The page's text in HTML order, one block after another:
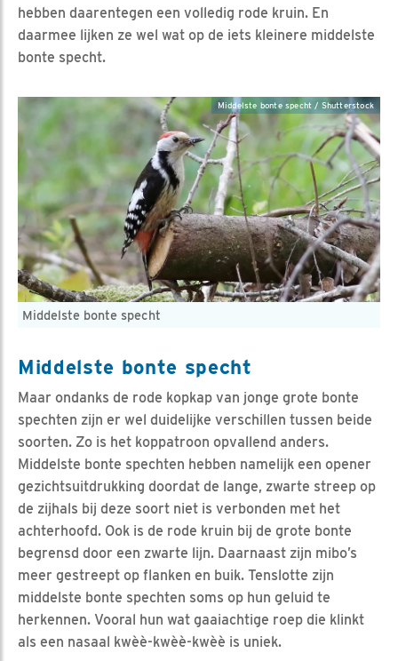
hebben daarentegen een volledig rode kruin. En
daarmee lijken ze wel wat op de iets kleinere middelste
bonte specht.
Middelste bonte specht
Middelste bonte specht / Shutterstock
Middelste bonte specht
Maar ondanks de rode kopkap van jonge grote bonte
spechten zijn er wel duidelijke verschillen tussen beide
soorten. Zo is het koppatroon opvallend anders.
Middelste bonte spechten hebben namelijk een opener
gezichtsuitdrukking doordat de lange, zwarte streep op
de zijhals bij deze soort niet is verbonden met het
achterhoofd. Ook is de rode kruin bij de grote bonte
begrensd door een zwarte lijn. Daarnaast zijn mibo’s
meer gestreept op flanken en buik. Tenslotte zijn
middelste bonte spechten soms op hun geluid te
herkennen. Vooral hun wat gaaiachtige roep die klinkt
als een nasaal kwèè-kwèè-kwèè is uniek.